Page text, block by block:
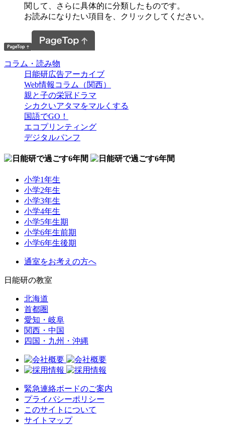
関して、さらに具体的に分類したものです。
お読みになりたい項目を、クリックしてください。
コラム・読み物
日能研広告アーカイブ
Web情報コラム（関西）
親と子の栄冠ドラマ
シカクいアタマをマルくする
国語でGO！
エコプリンティング
デジタルパンフ
小学1年生
小学2年生
小学3年生
小学4年生
小学5年生期
小学6年生前期
小学6年生後期
通室をお考えの方へ
日能研の教室
北海道
首都圏
愛知・岐阜
関西・中国
四国・九州・沖縄
緊急連絡ボードのご案内
プライバシーポリシー
このサイトについて
サイトマップ